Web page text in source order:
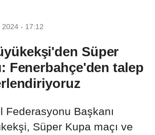
2024 - 17:12
Süper
Fenerbahçe'den talep
Federasyonu Başkanı
Süper Kupa maçı ve